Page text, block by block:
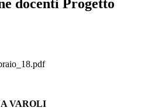
docenti Progetto
VAROLI